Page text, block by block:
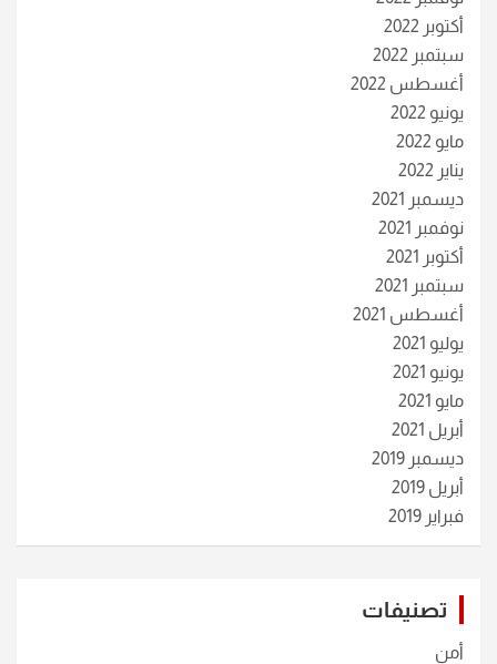
أكتوبر 2022
سبتمبر 2022
أغسطس 2022
يونيو 2022
مايو 2022
يناير 2022
ديسمبر 2021
نوفمبر 2021
أكتوبر 2021
سبتمبر 2021
أغسطس 2021
يوليو 2021
يونيو 2021
مايو 2021
أبريل 2021
ديسمبر 2019
أبريل 2019
فبراير 2019
تصنيفات
أمن